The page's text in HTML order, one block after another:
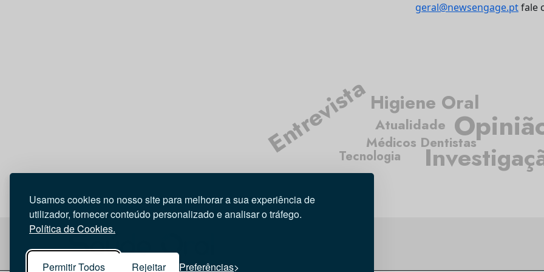
Usamos cookies no nosso site para melhorar a sua experiência de
utilizador, fornecer conteúdo personalizado e analisar o tráfego.
Política de Cookies.
Permitir Todos Rejeitar Preferências
geral@newsengage.ptfale
Atualidade
Médicos Dentistas
Higiene Oral
Entrevista
Tecnologia